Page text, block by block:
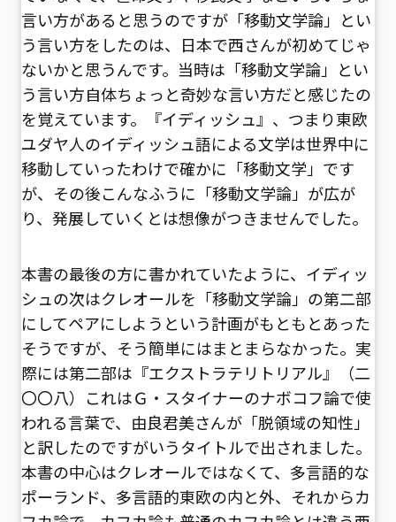
言い方があると思うのですが「移動文学論」とい
う言い方をしたのは、日本で西さんが初めてじゃ
ないかと思うんです。当時は「移動文学論」とい
う言い方自体ちょっと奇妙な言い方だと感じたの
を覚えています。『イディッシュ』、つまり東欧
ユダヤ人のイディッシュ語による文学は世界中に
移動していったわけで確かに「移動文学」です
が、その後こんなふうに「移動文学論」が広が
り、発展していくとは想像がつきませんでした。
本書の最後の方に書かれていたように、イディッ
シュの次はクレオールを「移動文学論」の第二部
にしてペアにしようという計画がもともとあった
そうですが、そう簡単にはまとまらなかった。実
際には第二部は『エクストラテリトリアル』（二
〇〇八）――これはＧ・スタイナーのナボコフ論で使
われる言葉で、由良君美さんが「脱領域の知性」
と訳したのですが――いうタイトルで出されました。
本書の中心はクレオールではなくて、多言語的な
ポーランド、多言語的東欧の内と外、それからカ